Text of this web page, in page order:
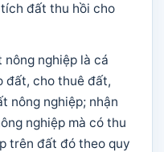
đất thu hồi cho
nghiệp là cá
đất, cho thuê đất,
nông nghiệp; nhận
nghiệp mà có thu
trên đất đó theo quy